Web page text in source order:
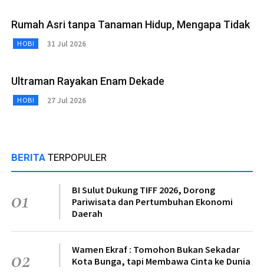
Rumah Asri tanpa Tanaman Hidup, Mengapa Tidak
HOBI 31 Jul 2026
Ultraman Rayakan Enam Dekade
HOBI 27 Jul 2026
BERITA TERPOPULER
01
BI Sulut Dukung TIFF 2026, Dorong
Pariwisata dan Pertumbuhan Ekonomi
Daerah
02
Wamen Ekraf : Tomohon Bukan Sekadar
Kota Bunga, tapi Membawa Cinta ke Dunia